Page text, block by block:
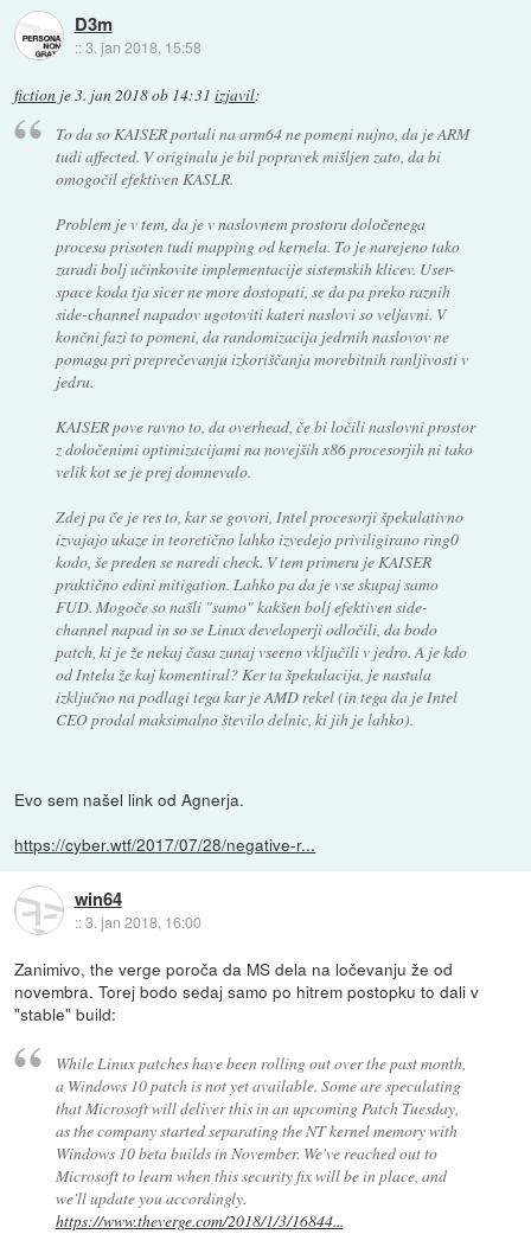
D3m
::3. jan 2018, 15:58
fiction je3. jan 2018 ob 14:31 izjavil:
To da so KAISER portali na arm64 ne pomeni nujno, da je ARM
tudi affected. V originalu je bil popravek mišljen zato, da bi
omogočil efektiven KASLR.
Problem je v tem, da je v naslovnem prostoru določenega
procesa prisoten tudi mapping od kernela. To je narejeno tako
zaradi bolj učinkovite implementacije sistemskih klicev. User-
space koda tja sicer ne more dostopati, se da pa preko raznih
side-channel napadov ugotoviti kateri naslovi so veljavni. V
končni fazi to pomeni, da randomizacija jedrnih naslovov ne
pomaga pri preprečevanju izkoriščanja morebitnih ranljivosti v
jedru.
KAISER pove ravno to, da overhead, če bi ločili naslovni prostor
z določenimi optimizacijami na novejših x86 procesorjih ni tako
velik kot se je prej domnevalo.
Zdej pa če je res to, kar se govori, Intel procesorji špekulativno
izvajajo ukaze in teoretično lahko izvedejo priviligirano ring0
kodo, še preden se naredi check. V tem primeru je KAISER
praktično edini mitigation. Lahko pa da je vse skupaj samo
FUD. Mogoče so našli "samo" kakšen bolj efektiven side-
channel napad in so se Linux developerji odločili, da bodo
patch, ki je že nekaj časa zunaj vseeno vključili v jedro. A je kdo
od Intela že kaj komentiral? Ker ta špekulacija, je nastala
izključno na podlagi tega kar je AMD rekel (in tega da je Intel
CEO prodal maksimalno število delnic, ki jih je lahko).
Evo sem našel link od Agnerja.
https://cyber.wtf/2017/07/28/negative-r...
win64
::3. jan 2018, 16:00
Zanimivo, the verge poroča da MS dela na ločevanju že od
novembra. Torej bodo sedaj samo po hitrem postopku to dali v
"stable" build:
While Linux patches have been rolling out over the past month,
a Windows 10 patch is not yet available. Some are speculating
that Microsoft will deliver this in an upcoming Patch Tuesday,
as the company started separating the NT kernel memory with
Windows 10 beta builds in November. We've reached out to
Microsoft to learn when this security fix will be in place, and
we'll update you accordingly.
https://www.theverge.com/2018/1/3/16844...